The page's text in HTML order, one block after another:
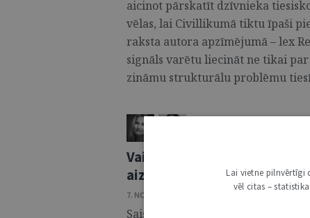
aicinot pārskatīt dzīvnieka
vēlas, lai Civillikumā tiktu īpaši
raksta autora apzīmējumā – lex
signāls varētu liecināt ne tikai
zināmu strukturālu problēmu
Vai grozījumi Dzīvnieku
aizsardzības likteni
7. NOVEMBRIS 2023 • NR. 45 (1311)
Saistībā ar plašu sabiedrisko
Lai vietne pilnvērtīgi
vēl citas –